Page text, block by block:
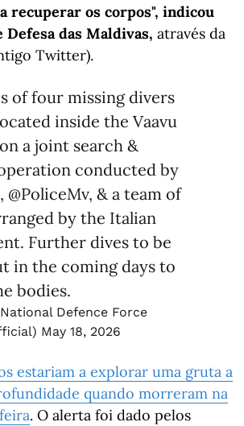
recuperar os corpos", indicou
Defesa das Maldivas, através da
Twitter).
of four missing divers
inside the Vaavu
a joint search &
conducted by
@PoliceMv, & a team of
by the Italian
Further dives to be
in the coming days to
bodies.
Defence Force
May 18, 2026
estariam a explorar uma gruta a
quando morreram na
. O alerta foi dado pelos